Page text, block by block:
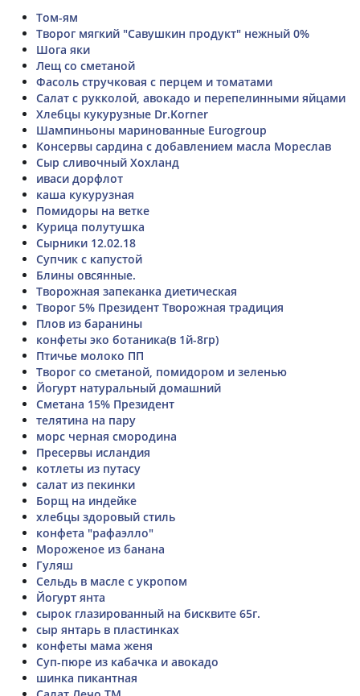
Том-ям
Творог мягкий "Савушкин продукт" нежный 0%
Шога яки
Лещ со сметаной
Фасоль стручковая с перцем и томатами
Салат с рукколой, авокадо и перепелинными яйцами
Хлебцы кукурузные Dr.Korner
Шампиньоны маринованные Eurogroup
Консервы сардина с добавлением масла Мореслав
Сыр сливочный Хохланд
иваси дорфлот
каша кукурузная
Помидоры на ветке
Курица полутушка
Сырники 12.02.18
Супчик с капустой
Блины овсянные.
Творожная запеканка диетическая
Творог 5% Президент Творожная традиция
Плов из баранины
конфеты эко ботаника(в 1й-8гр)
Птичье молоко ПП
Творог со сметаной, помидором и зеленью
Йогурт натуральный домашний
Сметана 15% Президент
телятина на пару
морс черная смородина
Пресервы исландия
котлеты из путасу
салат из пекинки
Борщ на индейке
хлебцы здоровый стиль
конфета "рафаэлло"
Мороженое из банана
Гуляш
Сельдь в масле с укропом
Йогурт янта
сырок глазированный на бисквите 65г.
сыр янтарь в пластинках
конфеты мама женя
Суп-пюре из кабачка и авокадо
шинка пикантная